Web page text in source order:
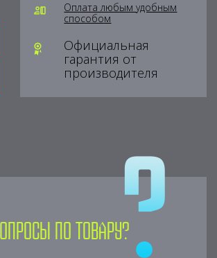
Оплата любым удобным
способом
Официальная
гарантия от
производителя
по товару?